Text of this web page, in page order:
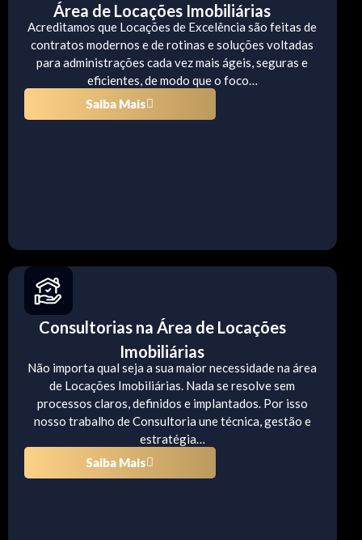
Área de Locações Imobiliárias
Acreditamos que Locações de Excelência são feitas de
contratos modernos e de rotinas e soluções voltadas
para administrações cada vez mais ágeis, seguras e
eficientes, de modo que o foco…
Saiba Mais
Consultorias na Área de Locações
Imobiliárias
Não importa qual seja a sua maior necessidade na área
de Locações Imobiliárias. Nada se resolve sem
processos claros, definidos e implantados. Por isso
nosso trabalho de Consultoria une técnica, gestão e
estratégia…
Saiba Mais